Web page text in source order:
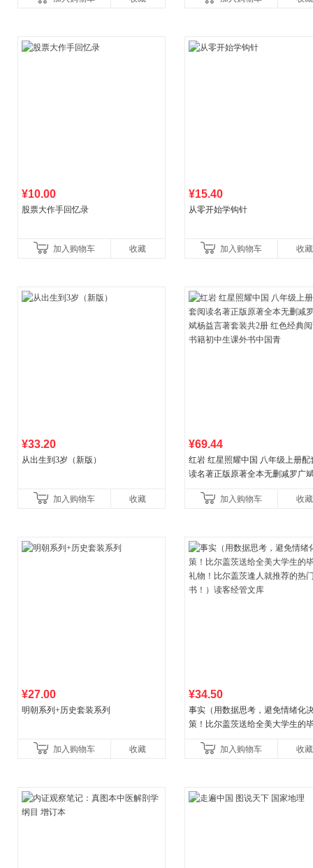
¥10.00
股票大作手回忆录
加入购物车 收藏
¥15.40
从零开始学钩针
加入购物车 收藏
¥33.20
从出生到3岁（新版）
加入购物车 收藏
¥69.44
红岩 红星照耀中国 八年级上册配
读名著正版原著全本无删减罗广
初中生课外书中国青
加入购物车 收藏
¥27.00
明朝系列+历史套装系列
加入购物车 收藏
¥34.50
事实（用数据思考，避免情绪化
策！比尔盖茨送给全美大学生的
书！）读客经管文库
加入购物车 收藏